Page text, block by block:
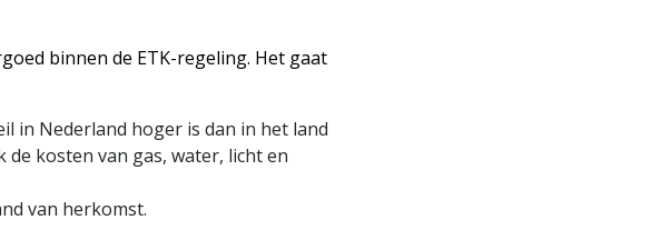
binnen de ETK-regeling. Het gaat
in Nederland hoger is dan in het land
kosten van gas, water, licht en
van herkomst.